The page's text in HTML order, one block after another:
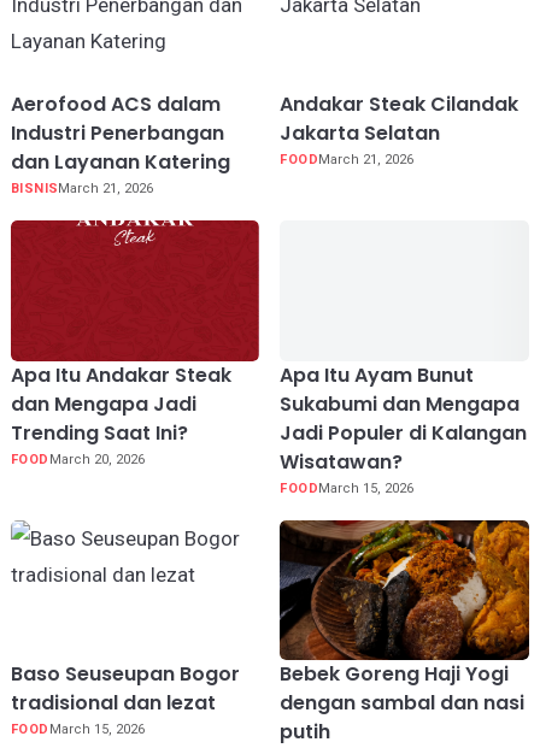
Aerofood ACS dalam
Industri Penerbangan
dan Layanan Katering
BISNIS March 21, 2026
Andakar Steak Cilandak
Jakarta Selatan
FOOD March 21, 2026
Apa Itu Andakar Steak
dan Mengapa Jadi
Trending Saat Ini?
FOOD March 20, 2026
Apa Itu Ayam Bunut
Sukabumi dan Mengapa
Jadi Populer di Kalangan
Wisatawan?
FOODMarch 15, 2026
Baso Seuseupan Bogor
tradisional dan lezat
FOOD March 15, 2026
Bebek Goreng Haji Yogi
dengan sambal dan nasi
putih